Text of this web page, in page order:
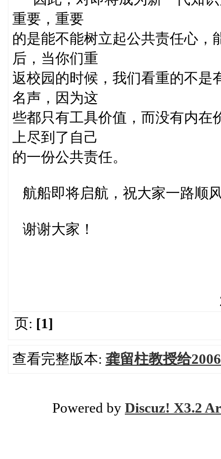
重要，重要
的是能不能树立起公共责任心，
后，当你们重
返校园的时候，我们看重的不是
名声，因为这
些都只有工具价值，而没有内在
上尽到了自己
的一份公共责任。
航船即将启航，祝大家一路顺
谢谢大家！
2010年6
页: [1]
查看完整版本:龚留柱教授给
Powered by Discuz! X3.2